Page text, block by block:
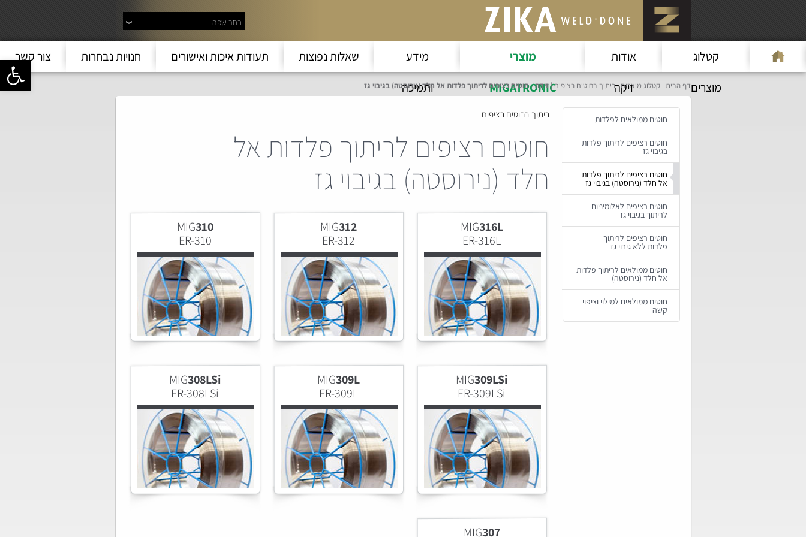
פתח
בחר שפה
קטלוג
מוצרים
אודות
זיקה
מוצרי
MIGATRONIC
מידע
ותמיכה
שאלות נפוצות תעודות איכות ואישורים חנויות נבחרות צור קשר
דף הבית קטלוג מוצרים ריתוך בחוטים רציפים זיקה - חוטים רציפים לריתוך פלדות אל חלד (נירוסטה) בגיבוי גז
חוטים ממולאים לפלדות
חוטים רציפים לריתוך פלדות
בגיבוי גז
חוטים רציפים לריתוך פלדות
אל חלד (נירוסטה) בגיבוי גז
חוטים רציפים לאלומיניום
לריתוך בגיבוי גז
חוטים רציפים לריתוך
פלדות ללא גיבוי גז
חוטים ממולאים לריתוך פלדות
אל חלד (נירוסטה)
חוטים ממולאים למילוי וציפוי
קשה
ריתוך בחוטים רציפים
חוטים רציפים לריתוך פלדות אל
חלד (נירוסטה) בגיבוי גז
MIG316L
ER-316L
MIG312
ER-312
MIG310
ER-310
MIG309LSi
ER-309LSi
MIG309L
ER-309L
MIG308LSi
ER-308LSi
MIG307